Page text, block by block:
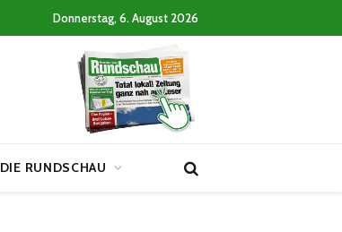
Donnerstag, 6. August 2026
DIE RUNDSCHAU